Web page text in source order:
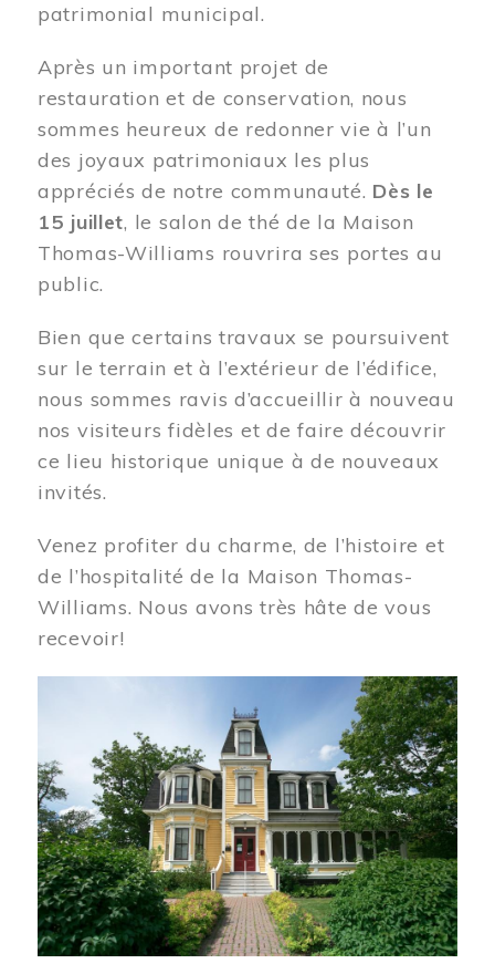
patrimonial municipal.
Après un important projet de
restauration et de conservation, nous
sommes heureux de redonner vie à l’un
des joyaux patrimoniaux les plus
appréciés de notre communauté. Dès le
15 juillet, le salon de thé de la Maison
Thomas-Williams rouvrira ses portes au
public.
Bien que certains travaux se poursuivent
sur le terrain et à l’extérieur de l’édifice,
nous sommes ravis d’accueillir à nouveau
nos visiteurs fidèles et de faire découvrir
ce lieu historique unique à de nouveaux
invités.
Venez profiter du charme, de l’histoire et
de l’hospitalité de la Maison Thomas-
Williams. Nous avons très hâte de vous
recevoir!